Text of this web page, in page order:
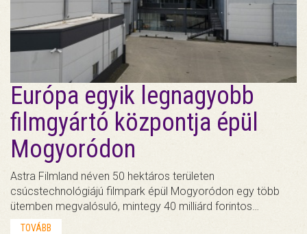
Európa egyik legnagyobb
filmgyártó központja épül
Mogyoródon
Astra Filmland néven 50 hektáros területen
csúcstechnológiájú filmpark épül Mogyoródon egy több
ütemben megvalósuló, mintegy 40 milliárd forintos…
TOVÁBB